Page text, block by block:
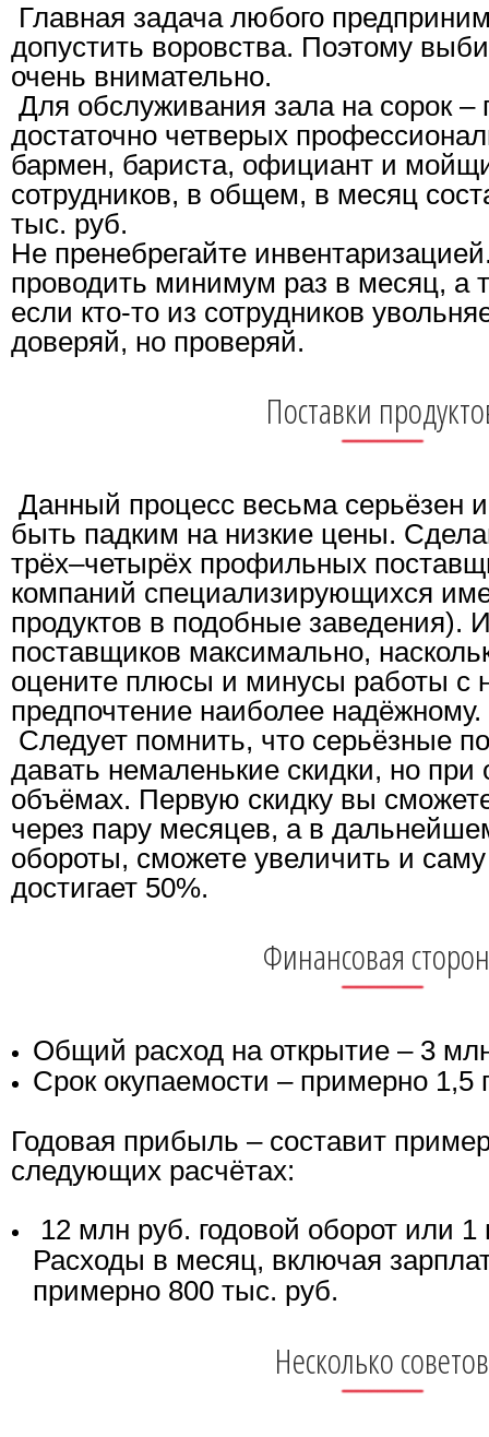
Главная задача любого
допустить воровства. Поэтому
очень внимательно.
Для обслуживания зала на сорок –
достаточно четверых
бармен, бариста, официант и
сотрудников, в общем, в месяц
тыс. руб.
Не пренебрегайте
проводить минимум раз в месяц, а
если кто-то из сотрудников
доверяй, но проверяй.
Поставки
Данный процесс весьма серьёзен и
быть падким на низкие цены.
трёх–четырёх профильных
компаний специализирующихся
продуктов в подобные заведения).
поставщиков максимально,
оцените плюсы и минусы работы с
предпочтение наиболее надёжному.
Следует помнить, что серьёзные
давать немаленькие скидки, но при
объёмах. Первую скидку вы
через пару месяцев, а в
обороты, сможете увеличить и
достигает 50%.
Финансовая
Общий расход на открытие – 3
Срок окупаемости – примерно 1,5
Годовая прибыль – составит
следующих расчётах:
12 млн руб. годовой оборот или
Расходы в месяц, включая
примерно 800 тыс. руб.
Несколько советов